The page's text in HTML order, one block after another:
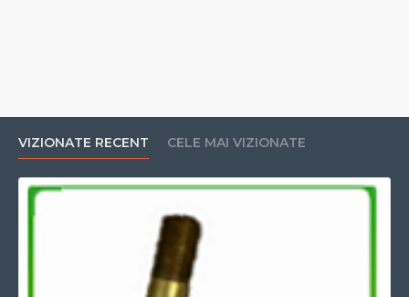
VIZIONATE RECENT CELE MAI VIZIONATE